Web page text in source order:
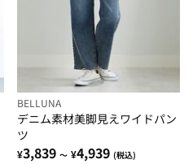
BELLUNA
デニム素材美脚見えワイドパン
ツ
¥3,839 ～ ¥4,939 (税込)